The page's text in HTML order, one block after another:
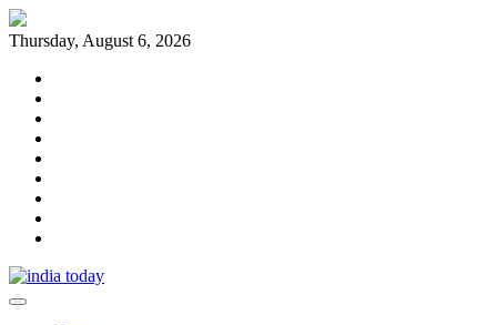
Skip
to
Thursday, August 6, 2026